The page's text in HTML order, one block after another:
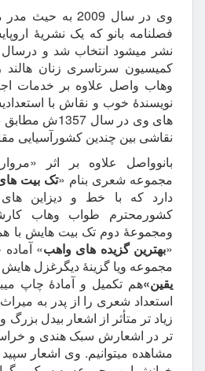
وی در سال 2009
فصلنامه بانو که یک نشریۀ
کمیسیون سرتاسری زنان هالند
وهاب واصل علاوه بر خدمات
نویسندۀ خوب و نقاش با
نقاشی بین چندین کشورآسیایی
بانوواصل علاوه بر اثر
مجموعه شعری بنام «تک بیت
دارد که با خط و دیزاین
کشورمحترم طواب وهاب
ومجموعۀ دوم تک بیت هایش با
«بهترین گزیده های واهب»
مجموعه ویا گزینۀ دیگرغزل هایش
یقین»هم تکمیل و آمادۀ چاپ
استعداد شعری را از پدر به
زیاد تر متأثر از اشعار بیدل بزرگ
تر در اشعارش سبک هندی و
مشاهده میتوانیم. وی اشعار سپید